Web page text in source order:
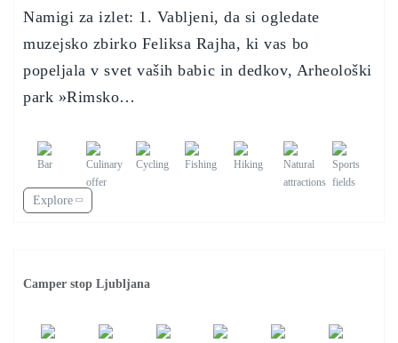
Namigi za izlet: 1. Vabljeni, da si ogledate
muzejsko zbirko Feliksa Rajha, ki vas bo
popeljala v svet vaših babic in dedkov, Arheološki
park »Rimsko…
Explore
Camper stop Ljubljana